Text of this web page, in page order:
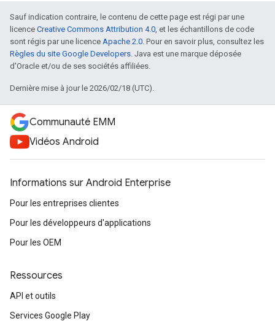
Sauf indication contraire, le contenu de cette page est régi par une
licence Creative Commons Attribution 4.0, et les échantillons de code
sont régis par une licence Apache 2.0. Pour en savoir plus, consultez les
Règles du site Google Developers. Java est une marque déposée
d'Oracle et/ou de ses sociétés affiliées.
Dernière mise à jour le 2026/02/18 (UTC).
Communauté EMM
Vidéos Android
Informations sur Android Enterprise
Pour les entreprises clientes
Pour les développeurs d'applications
Pour les OEM
Ressources
API et outils
Services Google Play